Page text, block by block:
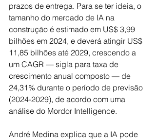
prazos de entrega. Para se ter ideia, o
tamanho do mercado de IA na
construção é estimado em US$ 3,99
bilhões em 2024, e deverá atingir US$
11,85 bilhões até 2029, crescendo a
um CAGR — sigla para taxa de
crescimento anual composto — de
24,31% durante o período de previsão
(2024-2029), de acordo com uma
análise do Mordor Intelligence.
André Medina explica que a IA pode